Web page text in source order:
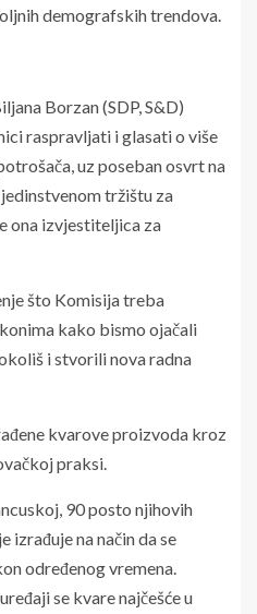
demografskih trendova.
Borzan (SDP, S&D)
raspravljati i glasati o više
uz poseban osvrt na
tržištu za
ona izvjestiteljica za
što Komisija treba
kako bismo ojačali
i stvorili nova radna
kvarove proizvoda kroz
praksi.
90 posto njihovih
izrađuje na način da se
određenog vremena.
se kvare najčešće u